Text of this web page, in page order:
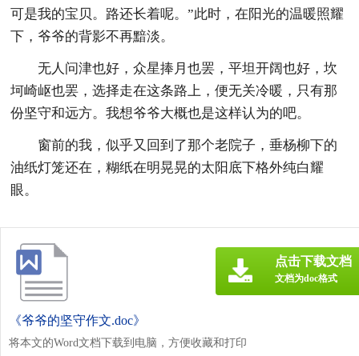
可是我的宝贝。路还长着呢。”此时，在阳光的温暖照耀
下，爷爷的背影不再黯淡。
无人问津也好，众星捧月也罢，平坦开阔也好，坎
坷崎岖也罢，选择走在这条路上，便无关冷暖，只有那
份坚守和远方。我想爷爷大概也是这样认为的吧。
窗前的我，似乎又回到了那个老院子，垂杨柳下的
油纸灯笼还在，糊纸在明晃晃的太阳底下格外纯白耀
眼。
《爷爷的坚守作文.doc》
将本文的Word文档下载到电脑，方便收藏和打印
点击下载文档
文档为doc格式